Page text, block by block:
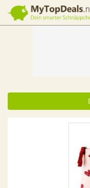
Dein smarter Schnäppchenberater